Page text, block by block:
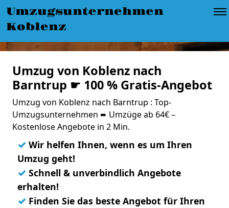
Umzugsunternehmen
Koblenz
Umzug von Koblenz nach
Barntrup ☛ 100 % Gratis-Angebot
Umzug von Koblenz nach Barntrup : Top-
Umzugsunternehmen ➨ Umzüge ab 64€ –
Kostenlose Angebote in 2 Min.
✓ Wir helfen Ihnen, wenn es um Ihren
Umzug geht!
✓ Schnell & unverbindlich Angebote
erhalten!
✓ Finden Sie das beste Angebot für Ihren